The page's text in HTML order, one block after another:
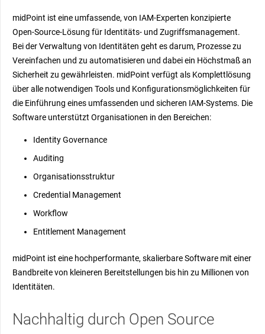
midPoint ist eine umfassende, von IAM-Experten konzipierte
Open-Source-Lösung für Identitäts- und Zugriffsmanagement.
Bei der Verwaltung von Identitäten geht es darum, Prozesse zu
Vereinfachen und zu automatisieren und dabei ein Höchstmaß an
Sicherheit zu gewährleisten. midPoint verfügt als Komplettlösung
über alle notwendigen Tools und Konfigurationsmöglichkeiten für
die Einführung eines umfassenden und sicheren IAM-Systems. Die
Software unterstützt Organisationen in den Bereichen:
Identity Governance
Auditing
Organisationsstruktur
Credential Management
Workflow
Entitlement Management
midPoint ist eine hochperformante, skalierbare Software mit einer
Bandbreite von kleineren Bereitstellungen bis hin zu Millionen von
Identitäten.
Nachhaltig durch Open Source